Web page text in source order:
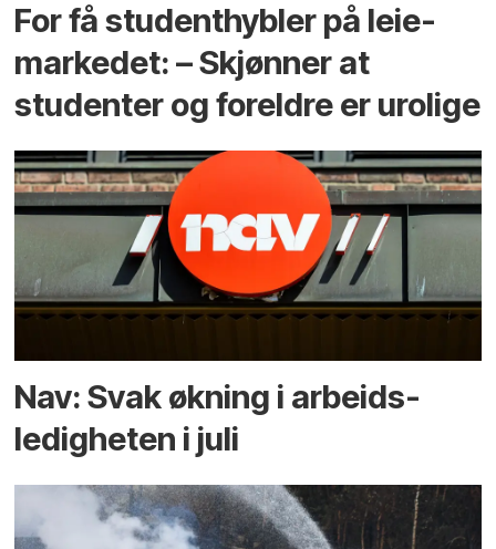
For få student­hybler på leie­
markedet: – Skjønner at
studenter og foreldre er urolige
Nav: Svak økning i arbeids­
ledigheten i juli